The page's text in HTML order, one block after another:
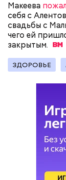
Макеева
себя с
свадьбы с
чего ей
закрытым.
ЗДОРОВЬЕ
При встрече
паниковать,
В Припяти он
задачу
— Первые
Каждые два
Время от
есть работа.